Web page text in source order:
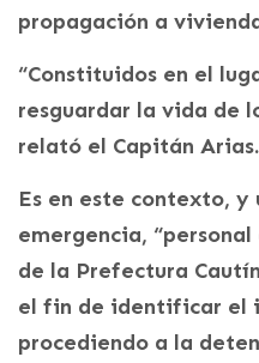
propagación a
“Constituidos en el
resguardar la vida de
relató el Capitán Arias.
Es en este contexto, y
emergencia,
de la Prefectura
el fin de identificar el
procediendo a la